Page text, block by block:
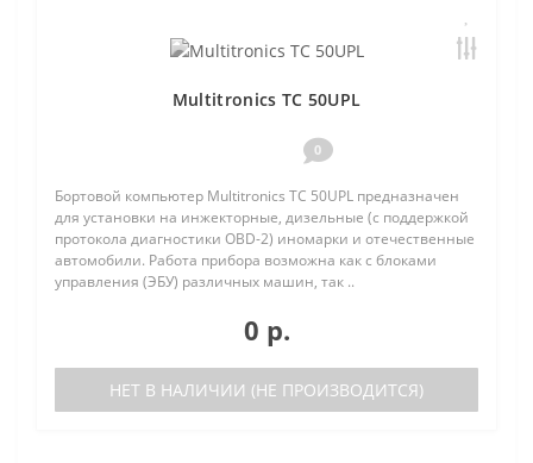
Multitronics TC 50UPL
0
Бортовой компьютер Multitronics TC 50UPL предназначен
для установки на инжекторные, дизельные (с поддержкой
протокола диагностики OBD-2) иномарки и отечественные
автомобили. Работа прибора возможна как с блоками
управления (ЭБУ) различных машин, так ..
0 р.
НЕТ В НАЛИЧИИ (НЕ ПРОИЗВОДИТСЯ)